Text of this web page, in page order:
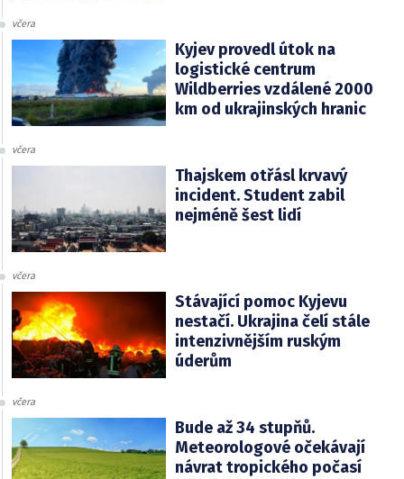
včera
Kyjev provedl útok na
logistické centrum
Wildberries vzdálené 2000
km od ukrajinských hranic
včera
Thajskem otřásl krvavý
incident. Student zabil
nejméně šest lidí
včera
Stávající pomoc Kyjevu
nestačí. Ukrajina čelí stále
intenzivnějším ruským
úderům
včera
Bude až 34 stupňů.
Meteorologové očekávají
návrat tropického počasí